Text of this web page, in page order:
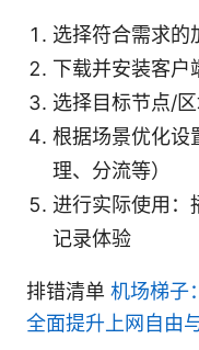
选择符合需求的
下载并安装客户
选择目标节点/
根据场景优化设
理、分流等）
进行实际使用：
记录体验
排错清单 机场梯子
全面提升上网自由